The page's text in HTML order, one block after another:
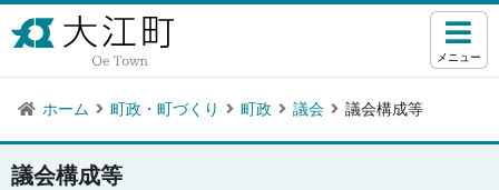
メニュー
ホーム 町政・町づくり 町政 議会 議会構成等
議会構成等